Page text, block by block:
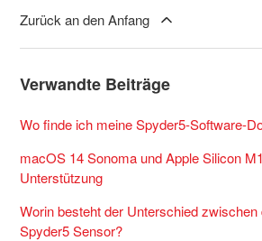
Zurück an den Anfang
Verwandte Beiträge
Wo finde ich meine Spyder5-Software-
macOS 14 Sonoma und Apple Silicon
Unterstützung
Worin besteht der Unterschied
Spyder5 Sensor?